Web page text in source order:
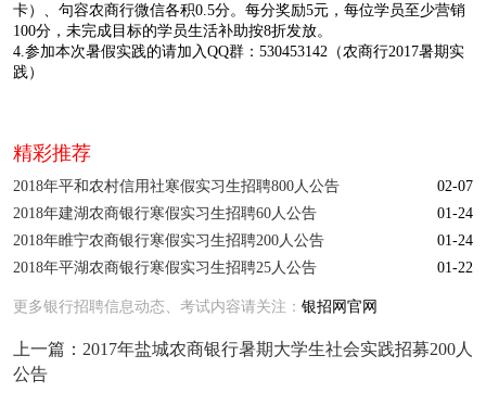
卡）、句容农商行微信各积0.5分。每分奖励5元，每位学员至少营销
100分，未完成目标的学员生活补助按8折发放。
4.参加本次暑假实践的请加入QQ群：530453142（农商行2017暑期实
践）
精彩推荐
2018年平和农村信用社寒假实习生招聘800人公告
02-07
2018年建湖农商银行寒假实习生招聘60人公告
01-24
2018年睢宁农商银行寒假实习生招聘200人公告
01-24
2018年平湖农商银行寒假实习生招聘25人公告
01-22
更多银行招聘信息动态、考试内容请关注： 银招网官网
上一篇： 2017年盐城农商银行暑期大学生社会实践招募200人
公告